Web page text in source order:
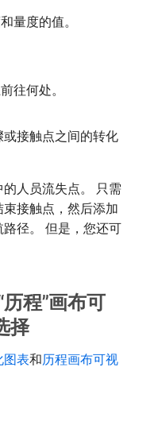
量度的值。
往何处。
接触点之间的转化
人员流失点。 只需
接触点，然后添加
径。 但是，您还可
历程”画布可
择
图表和历程画布可视